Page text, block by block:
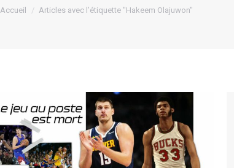
Vous êtes ici :
Accueil Articles avec l’étiquette "Hakeem Olajuwon"